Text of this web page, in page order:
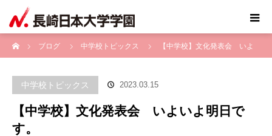
ブログ
中学校トピックス 【中学校】文化発表会 いよ
中学校トピックス 2023.03.15
【中学校】文化発表会 いよいよ明日で
す。